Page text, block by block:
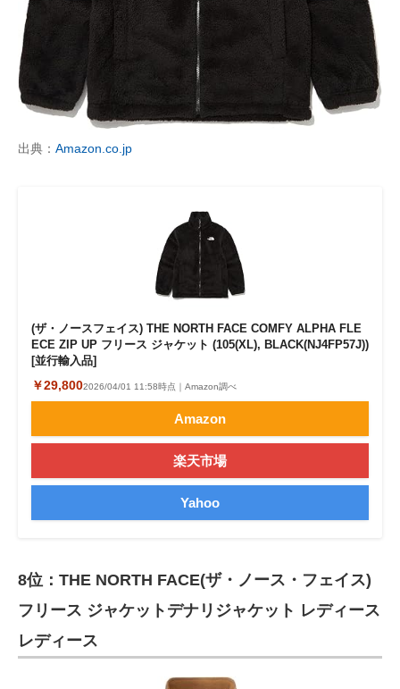
出典： Amazon.co.jp
(ザ・ノースフェイス) THE NORTH FACE COMFY ALPHA FLE
ECE ZIP UP フリース ジャケット (105(XL), BLACK(NJ4FP57J))
[並行輸入品]
￥29,8002026/04/01 11:58時点｜Amazon調べ
Amazon
楽天市場
Yahoo
8位：THE NORTH FACE(ザ・ノース・フェイス)
フリース ジャケットデナリジャケット レディース
レディース